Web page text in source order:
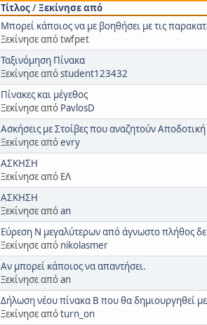
Τίτλος/Ξεκίνησε από
Mπορεί κάποιος να με βοηθήσει με τις
Ξεκίνησε από twfpet
Ταξινόμηση Πίνακα
Ξεκίνησε απόstudent123432
Πίνακες και μέγεθος
Ξεκίνησε από PavlosD
Ασκήσεις με Στοίβες που αναζητούν
Ξεκίνησε απόevry
ΑΣΚΗΣΗ
Ξεκίνησε από ΕΛ
ΑΣΚΗΣΗ
Ξεκίνησε απόan
Εύρεση Ν μεγαλύτερων από άγνωστο πλήθος
Ξεκίνησε από nikolasmer
Αν μπορεί κάποιος να απαντήσει.
Ξεκίνησε απόan
Δήλωση νέου πίνακα Β που θα δημιουργηθεί με
Ξεκίνησε απόturn_on